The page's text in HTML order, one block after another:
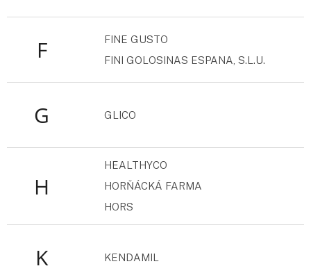
F
FINE GUSTO
FINI GOLOSINAS ESPANA, S.L.U.
G GLICO
H
HEALTHYCO
HORŇÁCKÁ FARMA
HORS
K KENDAMIL